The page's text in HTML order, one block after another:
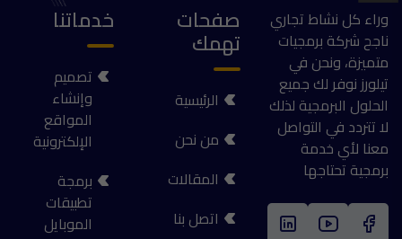
وراء كل نشاط تجاري
ناجح شركة برمجيات
متميزة، ونحن في
تيلورز نوفر لك جميع
الحلول البرمجية لذلك
لا تتردد في التواصل
معنا لأي خدمة
برمجية تحتاجها
صفحات
تهمك
الرئيسية
من نحن
المقالات
اتصل بنا
خدماتنا
تصميم
وإنشاء
المواقع
الإلكترونية
برمجة
تطبيقات
الموبايل